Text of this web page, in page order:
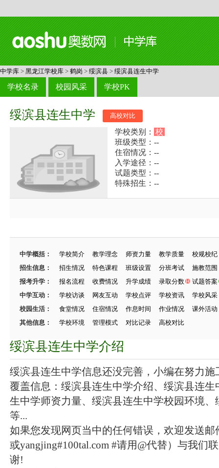
中学库 > 黑龙江学校库 > 鹤岗 > 绥滨县 > 绥滨县连生中学
学校名录 校园风采 学校PK
绥滨县连生中学 高校对比
学校类别： 校
班级类型：--
住宿情况：--
入学途径：--
试题类型：--
特殊招生：--
中学概括： 学校简介 教学理念 师资力量 教学质量
校规校纪
招生信息：
招生情况 特色课程 班级设置 分班考试
施教范围
报考升学：
报名流程 收费情况 升学成绩 录取分数
试题答案
中学互动：
学校访谈 网友互动 学校点评 学校资讯
学校风采
校园生活：
食堂情况 住宿情况 作息时间 作业情况
课外活动
其他信息：
学校环境 管理模式 对比记录 高校对比
绥滨县连生中学介绍
绥滨县连生中学信息还没完善，小编在努力施
覆盖信息：绥滨县连生中学介绍、绥滨县连
生中学师资力量、绥滨县连生中学校园环境
等...
如果您发现网页当中的任何错误，欢迎发送邮
或yangjing#100tal.com #请用@代替）与我们
谢!